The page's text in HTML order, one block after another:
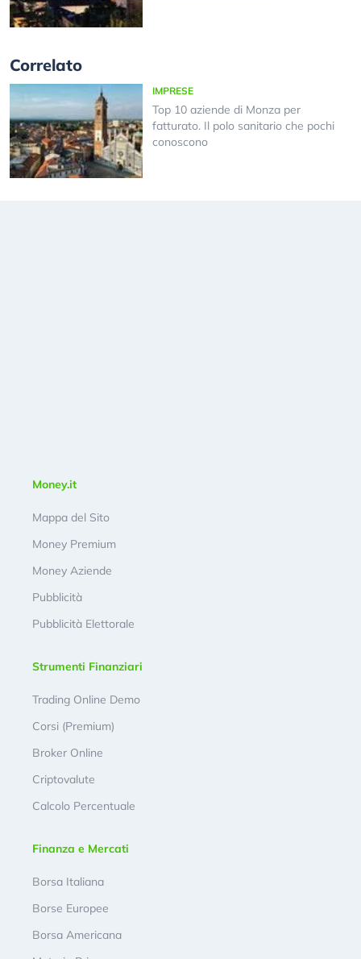
Correlato
IMPRESE
Top 10 aziende di Monza per
fatturato. Il polo sanitario che pochi
conoscono
Money.it
Mappa del Sito
Money Premium
Money Aziende
Pubblicità
Pubblicità Elettorale
Strumenti Finanziari
Trading Online Demo
Corsi (Premium)
Broker Online
Criptovalute
Calcolo Percentuale
Finanza e Mercati
Borsa Italiana
Borse Europee
Borsa Americana